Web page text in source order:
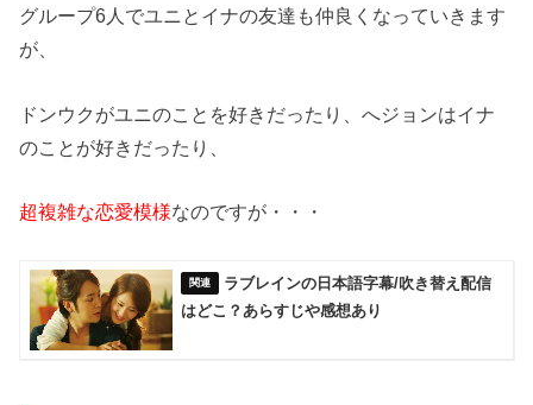
グループ6人でユニとイナの友達も仲良くなっていきます
が、
ドンウクがユニのことを好きだったり、へジョンはイナ
のことが好きだったり、
超複雑な恋愛模様なのですが・・・
ラブレインの日本語字幕/吹き替え配信
はどこ？あらすじや感想あり